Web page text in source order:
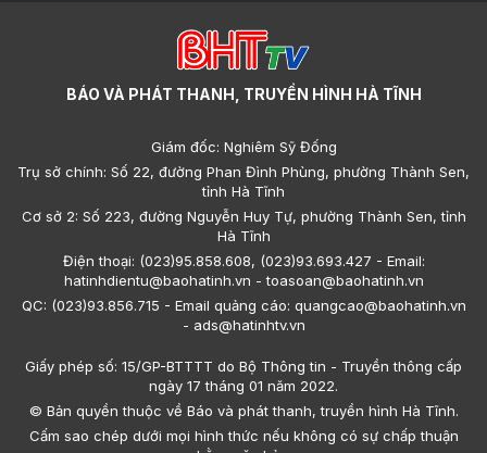
BÁO VÀ PHÁT THANH, TRUYỀN HÌNH HÀ TĨNH
Giám đốc: Nghiêm Sỹ Đống
Trụ sở chính: Số 22, đường Phan Đình Phùng, phường Thành Sen,
tỉnh Hà Tĩnh
Cơ sở 2: Số 223, đường Nguyễn Huy Tự, phường Thành Sen, tỉnh
Hà Tĩnh
Điện thoại: (023)95.858.608, (023)93.693.427 - Email:
hatinhdientu@baohatinh.vn - toasoan@baohatinh.vn
QC: (023)93.856.715 - Email quảng cáo: quangcao@baohatinh.vn
- ads@hatinhtv.vn
Giấy phép số: 15/GP-BTTTT do Bộ Thông tin - Truyền thông cấp
ngày 17 tháng 01 năm 2022.
© Bản quyền thuộc về Báo và phát thanh, truyền hình Hà Tĩnh.
Cấm sao chép dưới mọi hình thức nếu không có sự chấp thuận